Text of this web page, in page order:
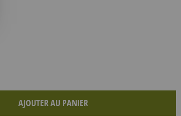
AJOUTER AU PANIER